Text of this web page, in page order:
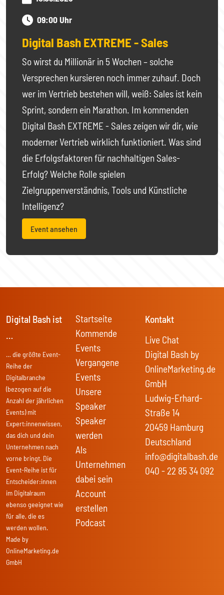
09:00 Uhr
Digital Bash EXTREME - Sales
So wirst du Millionär in 5 Wochen – solche
Versprechen kursieren noch immer zuhauf. Doch
wer im Vertrieb bestehen will, weiß: Sales ist kein
Sprint, sondern ein Marathon. Im kommenden
Digital Bash EXTREME - Sales zeigen wir dir, wie
moderner Vertrieb wirklich funktioniert. Was sind
die Erfolgsfaktoren für nachhaltigen Sales-
Erfolg? Welche Rolle spielen
Zielgruppenverständnis, Tools und Künstliche
Intelligenz?
Event ansehen
Digital Bash ist
…
… die größte Event-
Reihe der
Digitalbranche
(bezogen auf die
Anzahl der jährlichen
Events) mit
Expert:innenwissen,
das dich und dein
Unternehmen nach
vorne bringt. Die
Event-Reihe ist für
Entscheider:innen
im Digitalraum
ebenso geeignet wie
für alle, die es
werden wollen.
Made by
OnlineMarketing.de
GmbH
Startseite
Kommende
Events
Vergangene
Events
Unsere
Speaker
Speaker
werden
Als
Unternehmen
dabei sein
Account
erstellen
Podcast
Kontakt
Live Chat
Digital Bash by
OnlineMarketing.de
GmbH
Ludwig-Erhard-
Straße 14
20459 Hamburg
Deutschland
info@digitalbash.de
040 - 22 85 34 092